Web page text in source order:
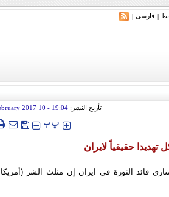
| فارسی |
تأريخ النشر:19:04
- 10 February 2017
‍‍‍ پپ
حقيقياً لايران
قائد الثورة في ايران إن مثلث الشر (أمريكا